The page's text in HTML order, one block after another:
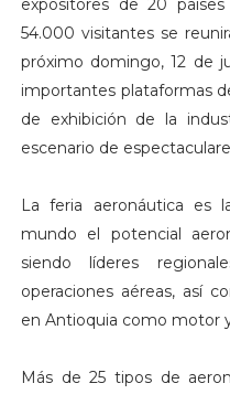
expositores de 20
54.000 visitantes se
próximo domingo, 12 de
importantes plataformas
de exhibición de la
escenario de
La feria aeronáutica es
mundo el potencial
siendo líderes
operaciones aéreas, así
en Antioquia como motor
Más de 25 tipos de